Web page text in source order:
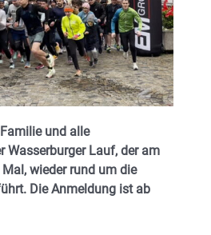
und alle
Wasserburger Lauf, der am
wieder rund um die
Die Anmeldung ist ab